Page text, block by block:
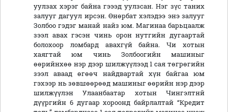
уулзах хэрэг байна гэээд уулзсан. Нэг зүс таних
залууг дагуул ирсэн. Өнөрбат хэлэдээ энэ залууг
Золбоо гэдэг манай найз юм. Магинаа барьцаалж
зээл авах гэсэн чинь орон нутгийн дугаартай
болохоор ломбард авахгүй байна. Чи хотын
хаягтай юм чинь Золбоогийн машиныг
өөрийнхөө нэр дээр шилжүүлээд 1 сая төгрөгийн
зээл аваад өгөөч найдвартай хүн байгаа юм
гэхээр нь зөвшөөрөөд машиныг өөрийн нэр дээр
шилжүүлэн Улаанбаатар хотын Чингэлтнй
дүүргийн 6 дугаар хороонд байрлалтай “Кредит